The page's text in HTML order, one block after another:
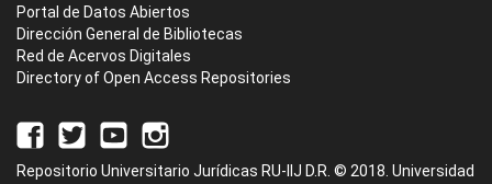
Portal de Datos Abiertos
Dirección General de Bibliotecas
Red de Acervos Digitales
Directory of Open Access Repositories
Repositorio Universitario Jurídicas RU-IIJ D.R. © 2018. Universidad